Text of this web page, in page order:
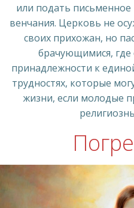
или подать
венчания. Церковь не
своих прихожан, но
брачующимися, где
принадлежности к
трудностях, которые
жизни, если молодые